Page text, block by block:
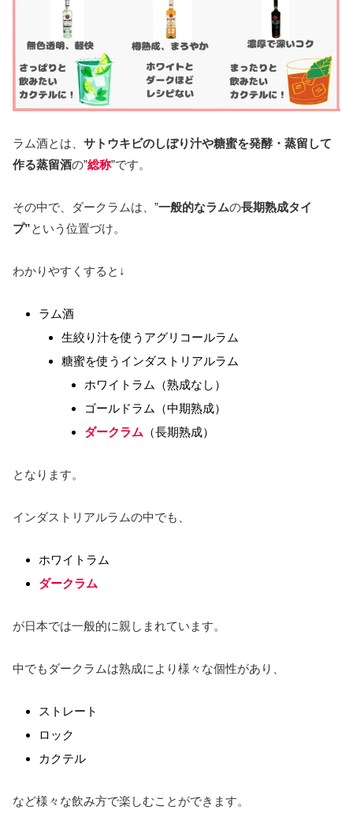
ラム酒とは、 サトウキビのしぼり汁や糖蜜を発酵・蒸留して
作る蒸留酒の”総称”です。
その中で、ダークラムは、”一般的なラムの長期熟成タイ
プ”という位置づけ。
わかりやすくすると↓
ラム酒
生絞り汁を使うアグリコールラム
糖蜜を使うインダストリアルラム
ホワイトラム（熟成なし）
ゴールドラム（中期熟成）
ダークラム （長期熟成）
となります。
インダストリアルラムの中でも、
ホワイトラム
ダークラム
が日本では一般的に親しまれています。
中でもダークラムは熟成により様々な個性があり、
ストレート
ロック
カクテル
など様々な飲み方で楽しむことができます。